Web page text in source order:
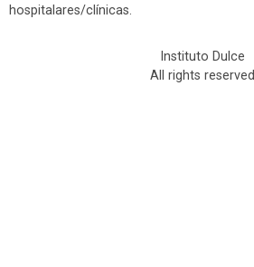
hospitalares/clínicas.
Instituto Dulce
All rights reserved